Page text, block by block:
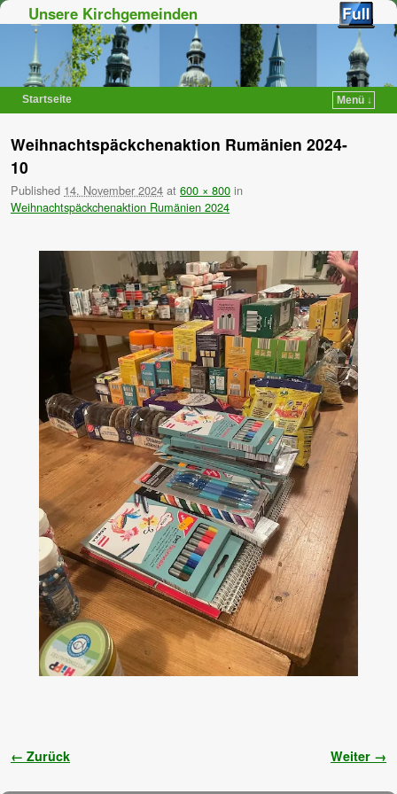
Unsere Kirchgemeinden
Startseite
Menü ↓
Weihnachtspäckchenaktion Rumänien 2024-
10
Published 14. November 2024 at 600 × 800 in
Weihnachtspäckchenaktion Rumänien 2024
Bilder-Navigation
← Zurück Weiter →